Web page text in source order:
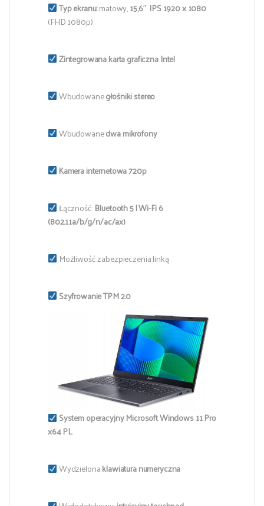
Typ ekranu:matowy,15,6″ IPS 1920 x 1080
(FHD 1080p)
Zintegrowanakarta graficzna Intel
Wbudowanegłośniki stereo
Wbudowanedwa mikrofony
Kamera internetowa 720p
Łączność:Bluetooth 5 |Wi-Fi 6
(802.11a/b/g/n/ac/ax)
Możliwość zabezpieczenia linką
Szyfrowanie TPM 2.0
System operacyjny Microsoft Windows 11 Pro
x64 PL
Wydzielonaklawiatura numeryczna